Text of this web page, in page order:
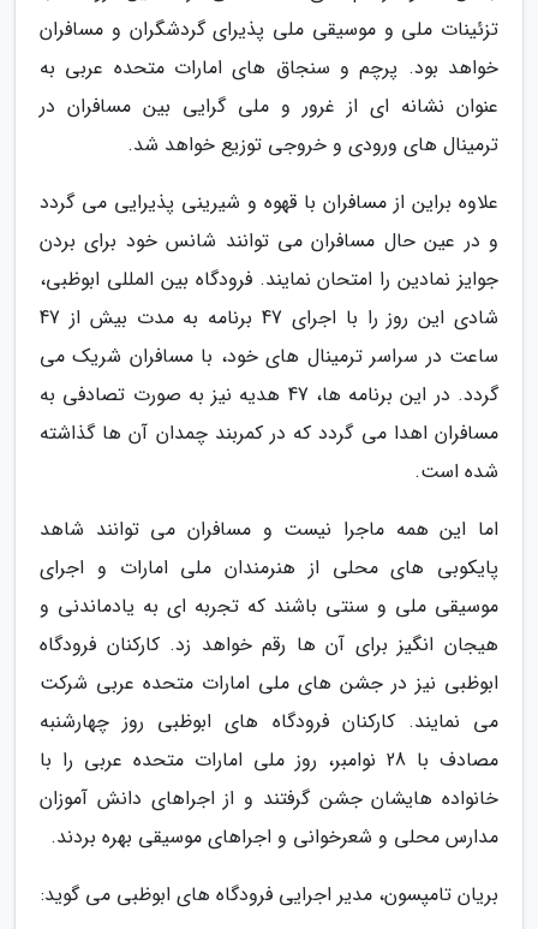
تزئینات ملی و موسیقی ملی پذیرای گردشگران و مسافران
خواهد بود. پرچم و سنجاق های امارات متحده عربی به
عنوان نشانه ای از غرور و ملی گرایی بین مسافران در
ترمینال های ورودی و خروجی توزیع خواهد شد.
علاوه براین از مسافران با قهوه و شیرینی پذیرایی می گردد
و در عین حال مسافران می توانند شانس خود برای بردن
جوایز نمادین را امتحان نمایند. فرودگاه بین المللی ابوظبی،
شادی این روز را با اجرای 47 برنامه به مدت بیش از 47
ساعت در سراسر ترمینال های خود، با مسافران شریک می
گردد. در این برنامه ها، 47 هدیه نیز به صورت تصادفی به
مسافران اهدا می گردد که در کمربند چمدان آن ها گذاشته
شده است.
اما این همه ماجرا نیست و مسافران می توانند شاهد
پایکوبی های محلی از هنرمندان ملی امارات و اجرای
موسیقی ملی و سنتی باشند که تجربه ای به یادماندنی و
هیجان انگیز برای آن ها رقم خواهد زد. کارکنان فرودگاه
ابوظبی نیز در جشن های ملی امارات متحده عربی شرکت
می نمایند. کارکنان فرودگاه های ابوظبی روز چهارشنبه
مصادف با 28 نوامبر، روز ملی امارات متحده عربی را با
خانواده هایشان جشن گرفتند و از اجراهای دانش آموزان
مدارس محلی و شعرخوانی و اجراهای موسیقی بهره بردند.
بریان تامپسون، مدیر اجرایی فرودگاه های ابوظبی می گوید: